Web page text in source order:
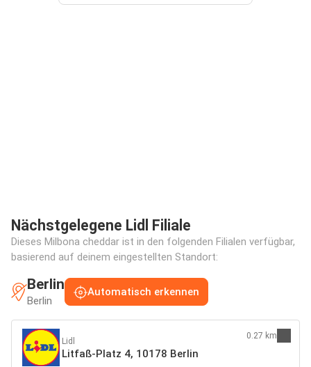
Nächstgelegene Lidl Filiale
Dieses Milbona cheddar ist in den folgenden Filialen verfügbar,
basierend auf deinem eingestellten Standort:
Berlin
Berlin
Automatisch erkennen
Lidl
Litfaß-Platz 4, 10178 Berlin
0.27 km